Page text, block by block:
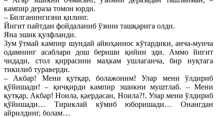
кампир дераза томон юрди.
– Билганингизни қилинг.
Йигит пайтдан фойдаланиб ўзини ташқарига олди.
Яна эшик қулфланди.
Зум ўтмай кампир шундай айюҳаннос кўтардики, анча-мунча
одамнинг асаблари дош бериши қийин эди. Аммо йигит
чидади, стол қиррасини маҳкам ушлаганча, бир нуқтага
тикилиб тураверди.
– Акбар! Мени қутқар, болажоним! Улар мени ўлдириб
қўйишади! – қичқирди кампир эшикни муштлаб. – Мени
қутқар, Акбар! Ноила, қаердасан, Ноила?!. Улар мени ўлдириб
қўйишади… Тириклай кўмиб юборишади… Онангдан
айрилдинг, болам…